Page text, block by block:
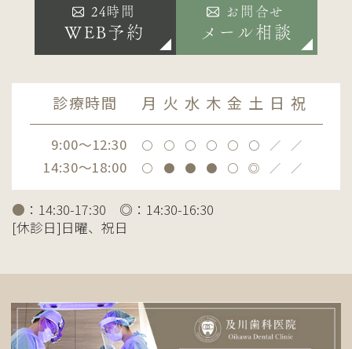
24時間
WEB予約
お問合せ
メール相談
診療時間 月 火 水 木 金 土 日 祝
9:00～12:30 〇 〇 〇 〇 〇 〇 ／ ／
14:30～18:00 〇 ● ● ● 〇 ◎ ／ ／
● ：14:30-17:30 ◎：14:30-16:30
[休診日]日曜、祝日